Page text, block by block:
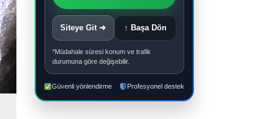
Siteye Git ➜ ↑ Başa Dön
*Müdahale süresi konum ve trafik
durumuna göre değişebilir.
Güvenli yönlendirme Profesyonel destek